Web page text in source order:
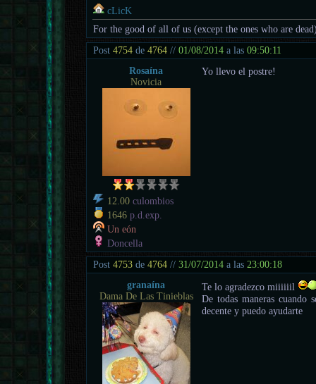
cLicK
For the good of all of us (except the ones who are
Post4754 de4764 //01/08/2014 a las09:50:11
Rosaína
Novicia
12.00 culombios
1646 p.d.exp.
Un eón
Doncella
Yo llevo el postre!
Post4753 de4764 //31/07/2014 a las 23:00:18
granaína
Dama De Las Tinieblas
Te lo agradezco miiiiiil
De todas maneras
decente y puedo ayudarte